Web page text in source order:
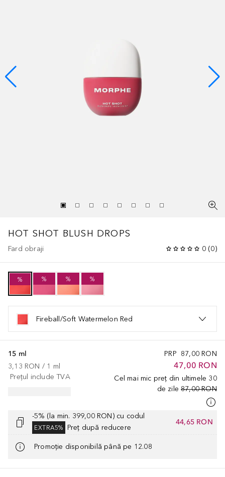
HOT SHOT BLUSH DROPS
Fard obraji 0 (0)
% % % %
Fireball/Soft Watermelon Red
PRP 87,00 RON
47,00 RON
Cel mai mic preț din ultimele 30
de zile 87,00 RON
15 ml
3,13 RON / 1 ml
Prețul include TVA
-5% (la min. 399,00 RON) cu codul
EXTRA5% Preț după reducere
44,65 RON
Promoție disponibilă până pe 12.08